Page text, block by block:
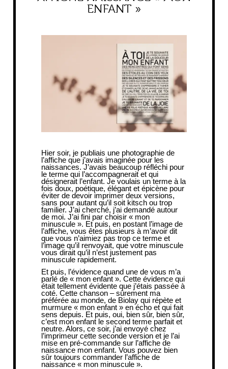
ENFANT »
Hier soir, je publiais une photographie de
l’affiche que j’avais imaginée pour les
naissances. J’avais beaucoup réfléchi pour
le terme qui l’accompagnerait et qui
désignerait l’enfant. Je voulais un terme à la
fois doux, poétique, élégant et épicène pour
éviter de devoir imprimer deux versions,
sans pour autant qu’il soit kitsch ou trop
familier. J’ai cherché, j’ai demandé autour
de moi. J’ai fini par choisir « mon
minuscule ». Et puis, en postant l’image de
l’affiche, vous êtes plusieurs à m’avoir dit
que vous n’aimiez pas trop ce terme et
l’image qu’il renvoyait, que votre minuscule
vous dirait qu’il n’est justement pas
minuscule rapidement.
Et puis, l’évidence quand une de vous m’a
parlé de « mon enfant ». Cette évidence qui
était tellement évidente que j’étais passée à
coté. Cette chanson – sûrement ma
préférée au monde, de Biolay qui répète et
murmure « mon enfant » en écho et qui fait
sens depuis. Et puis, oui, bien sûr, bien sûr,
c’est mon enfant le second terme parfait et
neutre. Alors, ce soir, j’ai envoyé chez
l’imprimeur cette seconde version et je l’ai
mise en pré-commande sur l’affiche de
naissance mon enfant. Vous pouvez bien
sûr toujours commander l’affiche de
naissance « mon minuscule ».